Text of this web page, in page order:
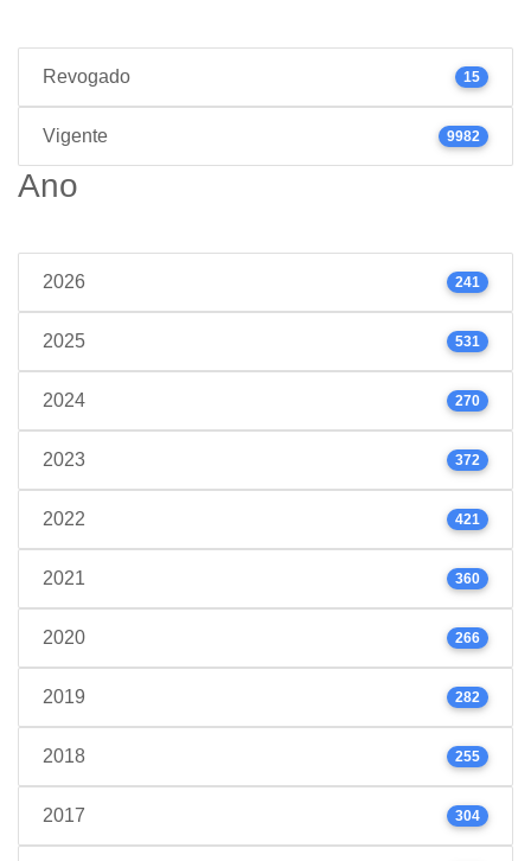
Revogado 15
Vigente 9982
Ano
2026 241
2025 531
2024 270
2023 372
2022 421
2021 360
2020 266
2019 282
2018 255
2017 304